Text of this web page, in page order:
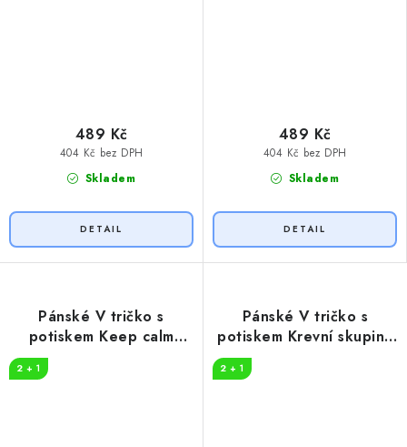
Skladem
404 Kč bez DPH
489 Kč
Skladem
404 Kč bez DPH
489 Kč
Pánské V tričko s
potiskem Keep calm
2 + 1
Pánské V tričko s
potiskem Krevní skupina
2 + 1